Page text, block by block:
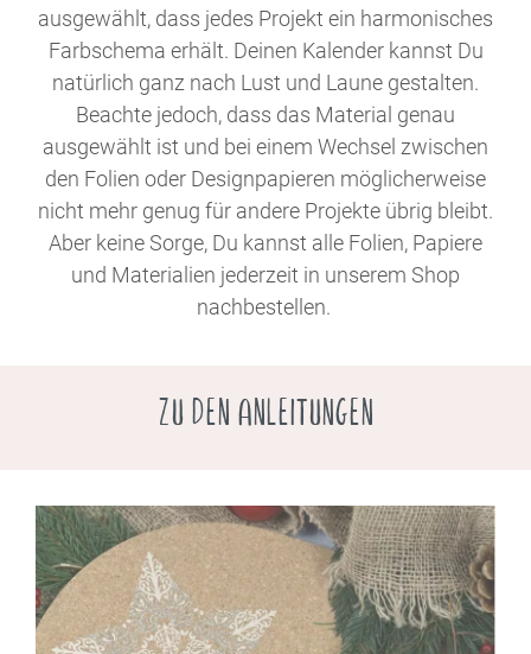
ausgewählt, dass jedes Projekt ein harmonisches
Farbschema erhält. Deinen Kalender kannst Du
natürlich ganz nach Lust und Laune gestalten.
Beachte jedoch, dass das Material genau
ausgewählt ist und bei einem Wechsel zwischen
den Folien oder Designpapieren möglicherweise
nicht mehr genug für andere Projekte übrig bleibt.
Aber keine Sorge, Du kannst alle Folien, Papiere
und Materialien jederzeit in unserem Shop
nachbestellen.
ZU DEN ANLEITUNGEN